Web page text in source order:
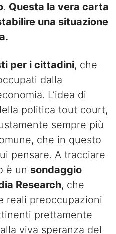
. Questa la vera carta
una situazione
per i cittadini, che
dalla
L’idea di
politica tout court,
sempre più
che in questo
pensare. A tracciare
è un sondaggio
Research, che
reali preoccupazioni
prettamente
viva speranza del